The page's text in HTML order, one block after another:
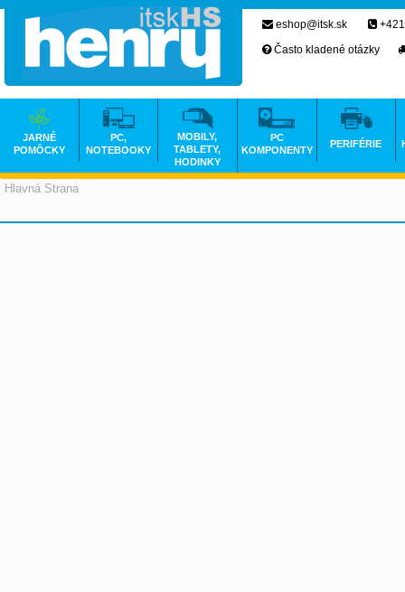
Hlavná Strana
eshop@itsk.sk
Často kladené otázky
JARNÉ
POMÔCKY
PC,
NOTEBOOKY
MOBILY,
TABLETY,
HODINKY
PC
KOMPONENTY
PERIFÉRIE